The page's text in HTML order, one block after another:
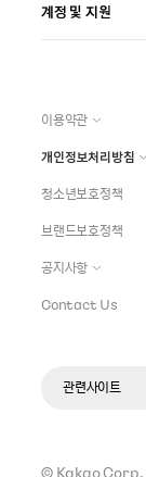
계정 및 지원
이용약관
개인정보처리방침
청소년보호정책
브랜드보호정책
공지사항
Contact Us
관련사이트
© Kakao Corp.